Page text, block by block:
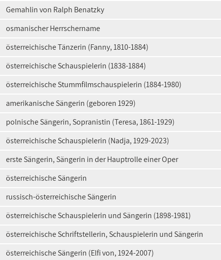
Gemahlin von Ralph Benatzky
osmanischer Herrschername
österreichische Tänzerin (Fanny, 1810-1884)
österreichische Schauspielerin (1838-1884)
österreichische Stummfilmschauspielerin (1884-1980)
amerikanische Sängerin (geboren 1929)
polnische Sängerin, Sopranistin (Teresa, 1861-1929)
österreichische Schauspielerin (Nadja, 1929-2023)
erste Sängerin, Sängerin in der Hauptrolle einer Oper
österreichische Sängerin
russisch-österreichische Sängerin
österreichische Schauspielerin und Sängerin (1898-1981)
österreichische Schriftstellerin, Schauspielerin und Sängerin
österreichische Sängerin (Elfi von, 1924-2007)